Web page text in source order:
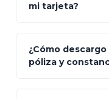
mi tarjeta?
¿Cómo
póliza y